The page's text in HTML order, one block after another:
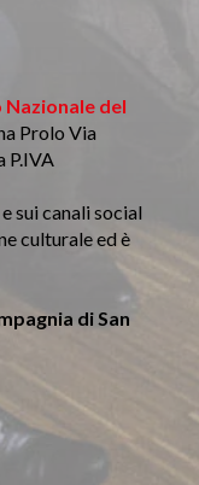
Nazionale del
Prolo Via
P.IVA
sui canali social
culturale ed è
di San